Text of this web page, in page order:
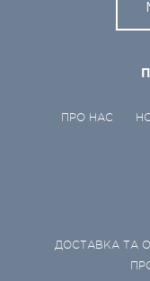
ПРО НАС
ДОСТАВКА ТА